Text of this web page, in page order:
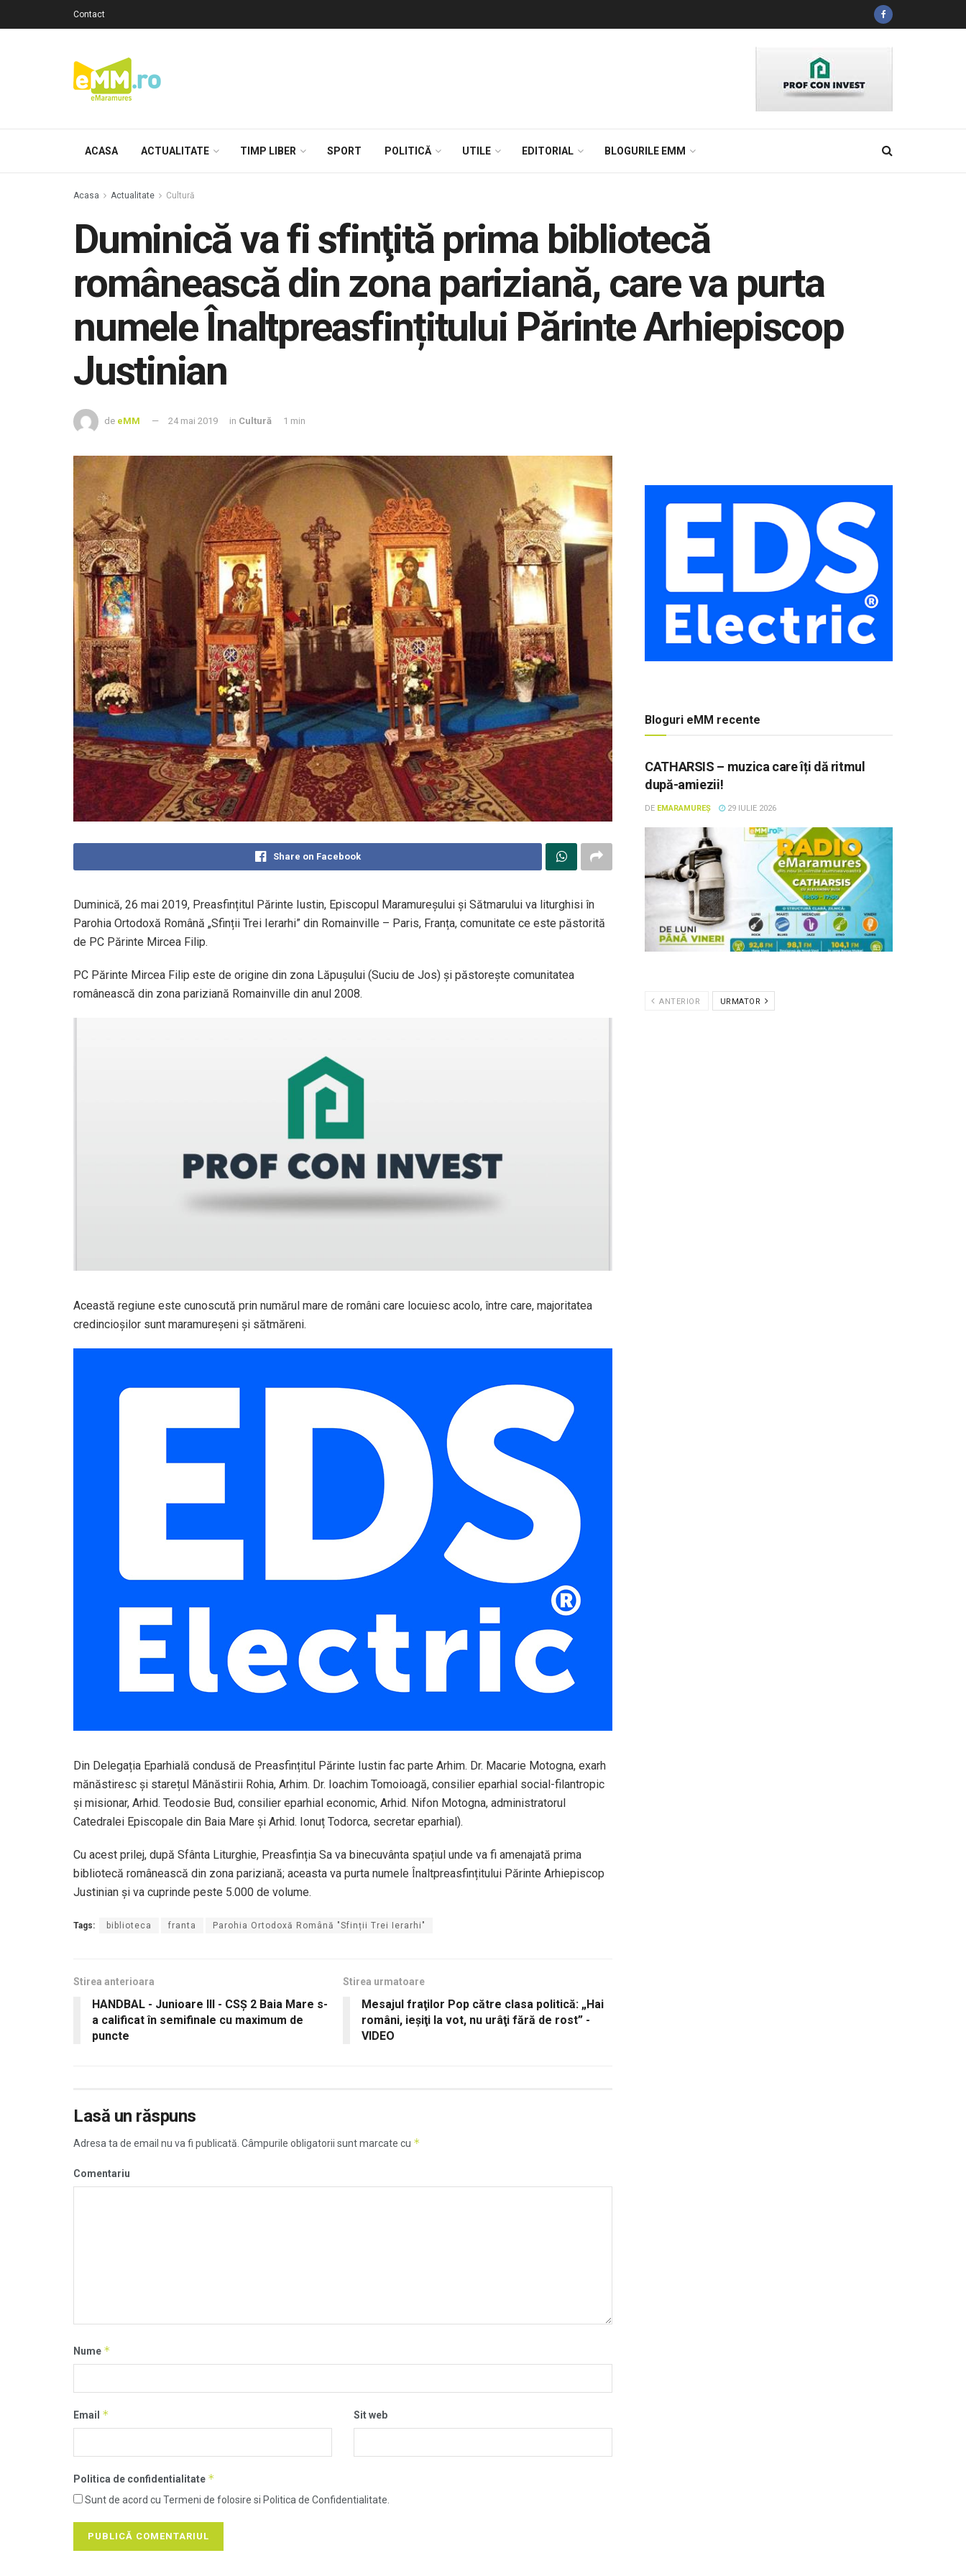
Contact
ACASA ACTUALITATE TIMP LIBER SPORT POLITICĂ UTILE EDITORIAL BLOGURILE EMM
Acasa Actualitate Cultură
Duminică va fi sfinţită prima bibliotecă
românească din zona pariziană, care va purta
numele Înaltpreasfințitului Părinte Arhiepiscop
Justinian
de eMM 24 mai 2019 in Cultură 1 min
Share on Facebook
Duminică, 26 mai 2019, Preasfințitul Părinte Iustin, Episcopul Maramureșului și Sătmarului va liturghisi în
Parohia Ortodoxă Română „Sfinții Trei Ierarhi” din Romainville – Paris, Franța, comunitate ce este păstorită
de PC Părinte Mircea Filip.
PC Părinte Mircea Filip este de origine din zona Lăpușului (Suciu de Jos) și păstorește comunitatea
românească din zona pariziană Romainville din anul 2008.
Această regiune este cunoscută prin numărul mare de români care locuiesc acolo, între care, majoritatea
credincioșilor sunt maramureșeni și sătmăreni.
Din Delegația Eparhială condusă de Preasfințitul Părinte Iustin fac parte Arhim. Dr. Macarie Motogna, exarh
mănăstiresc și starețul Mănăstirii Rohia, Arhim. Dr. Ioachim Tomoioagă, consilier eparhial social-filantropic
și misionar, Arhid. Teodosie Bud, consilier eparhial economic, Arhid. Nifon Motogna, administratorul
Catedralei Episcopale din Baia Mare și Arhid. Ionuț Todorca, secretar eparhial).
Cu acest prilej, după Sfânta Liturghie, Preasfinția Sa va binecuvânta spațiul unde va fi amenajată prima
bibliotecă românească din zona pariziană; aceasta va purta numele Înaltpreasfințitului Părinte Arhiepiscop
Justinian și va cuprinde peste 5.000 de volume.
Tags: biblioteca franta Parohia Ortodoxă Română "Sfinții Trei Ierarhi"
Stirea anterioara
HANDBAL - Junioare III - CSȘ 2 Baia Mare s-
a calificat în semifinale cu maximum de
puncte
Stirea urmatoare
Mesajul fraţilor Pop către clasa politică: „Hai
români, ieşiţi la vot, nu urâţi fără de rost” -
VIDEO
Lasă un răspuns
Adresa ta de email nu va fi publicată. Câmpurile obligatorii sunt marcate cu *
Comentariu
Nume *
Email * Sit web
Politica de confidentialitate *
Sunt de acord cu Termeni de folosire si Politica de Confidentialitate.
Bloguri eMM recente
CATHARSIS – muzica care îți dă ritmul
după-amiezii!
DE EMARAMUREȘ 29 IULIE 2026
ANTERIOR URMATOR